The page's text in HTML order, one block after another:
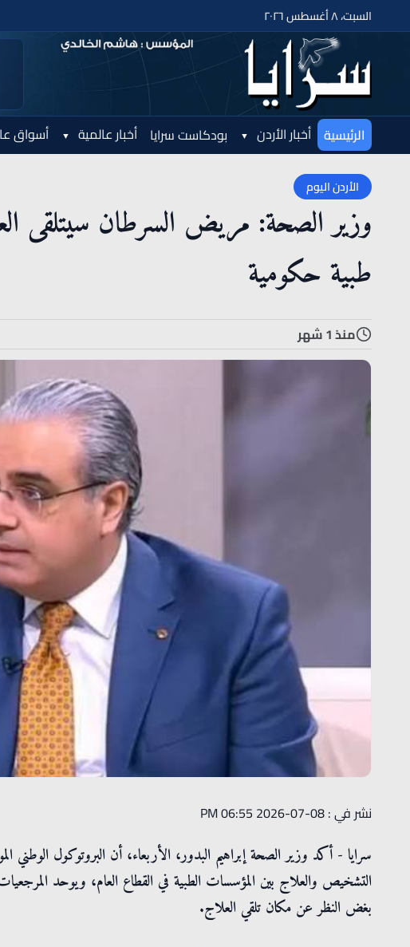
السبت، ٨ أغسطس ٢٠٢٦
الرئيسية أخبار الأردن بودكاست سرايا أخبار عالمية أسواق
الأردن اليوم
وزير الصحة: مريض السرطان سيتلقى
طبية حكومية
منذ 1 شهر
نشر في : 08-07-2026 06:55 PM
سرايا - أكد وزير الصحة إبراهيم البدور، الأربعاء، أن البروتوكول
التشخيص والعلاج بين المؤسسات الطبية في القطاع العام، ويوحد
بغض النظر عن مكان تلقي العلاج.